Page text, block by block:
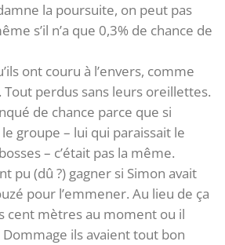
la poursuite, on peut pas
s’il n’a que 0,3% de chance de
ont couru à l’envers, comme
Tout perdus sans leurs oreillettes.
de chance parce que si
groupe – lui qui paraissait le
– c’était pas la même.
pu (dû ?) gagner si Simon avait
pour l’emmener. Au lieu de ça
cent mètres au moment ou il
ils avaient tout bon